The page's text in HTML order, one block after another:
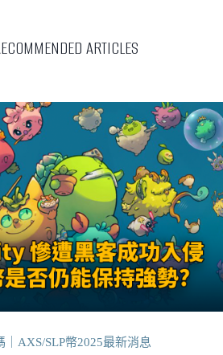
ARTICLES
AXS/SLP幣2025最新消息